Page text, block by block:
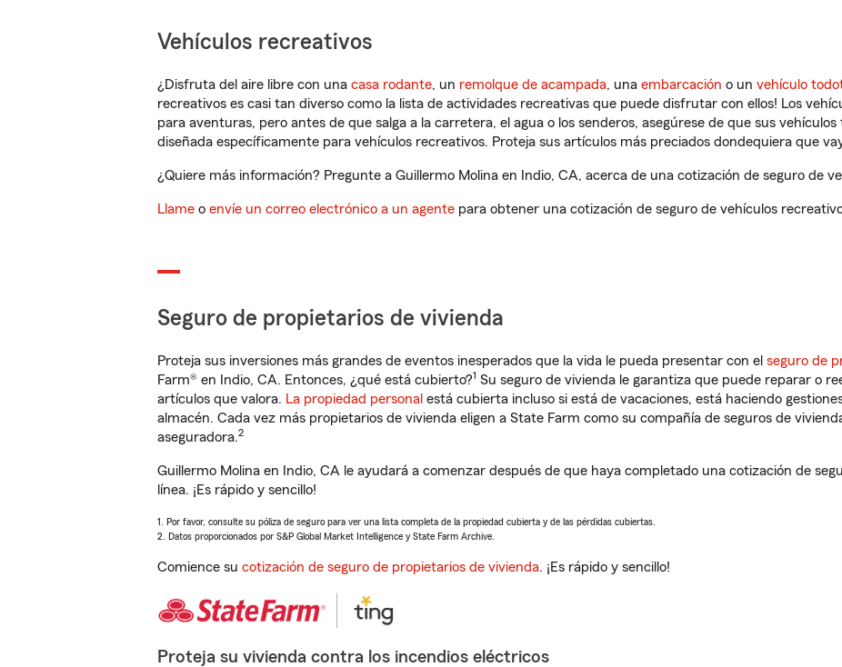
Vehículos recreativos
¿Disfruta del aire libre con una casa rodante, un remolque de acampada, una embarcación o un vehículo
recreativos es casi tan diverso como la lista de actividades recreativas que puede disfrutar con ellos! Los
para aventuras, pero antes de que salga a la carretera, el agua o los senderos, asegúrese de que sus
diseñada específicamente para vehículos recreativos. Proteja sus artículos más preciados dondequiera que
¿Quiere más información? Pregunte a Guillermo Molina en Indio, CA, acerca de una cotización de seguro de
Llame o envíe un correo electrónico a un agente para obtener una cotización de seguro de vehículos
Seguro de propietarios de vivienda
Proteja sus inversiones más grandes de eventos inesperados que la vida le pueda presentar con el seguro de
Farm® en Indio, CA. Entonces, ¿qué está cubierto?1 Su seguro de vivienda le garantiza que puede reparar o
artículos que valora. La propiedad personal está cubierta incluso si está de vacaciones, está haciendo
almacén. Cada vez más propietarios de vivienda eligen a State Farm como su compañía de seguros de
aseguradora.2
Guillermo Molina en Indio, CA le ayudará a comenzar después de que haya completado una cotización de
línea. ¡Es rápido y sencillo!
1. Por favor, consulte su póliza de seguro para ver una lista completa de la propiedad cubierta y de las pérdidas cubiertas.
2. Datos proporcionados por S&P Global Market Intelligence y State Farm Archive.
Comience su cotización de seguro de propietarios de vivienda. ¡Es rápido y sencillo!
Proteja su vivienda contra los incendios eléctricos